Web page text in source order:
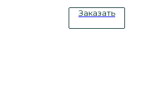
Заказать